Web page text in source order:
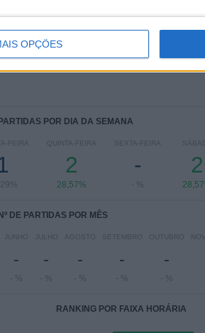
OPÇÕES
POR DIA DA SEMANA
FEIRA QUINTA-FEIRA
2
28,57%
SEXTA-FEIRA
-
- %
2
Nº DE PARTIDAS POR MÊS
JUNHO
-
- %
JULHO
-
- %
AGOSTO
-
- %
SETEMBRO
-
- %
OUTUBRO
-
- %
RANKING POR FAIXA HORÁRIA